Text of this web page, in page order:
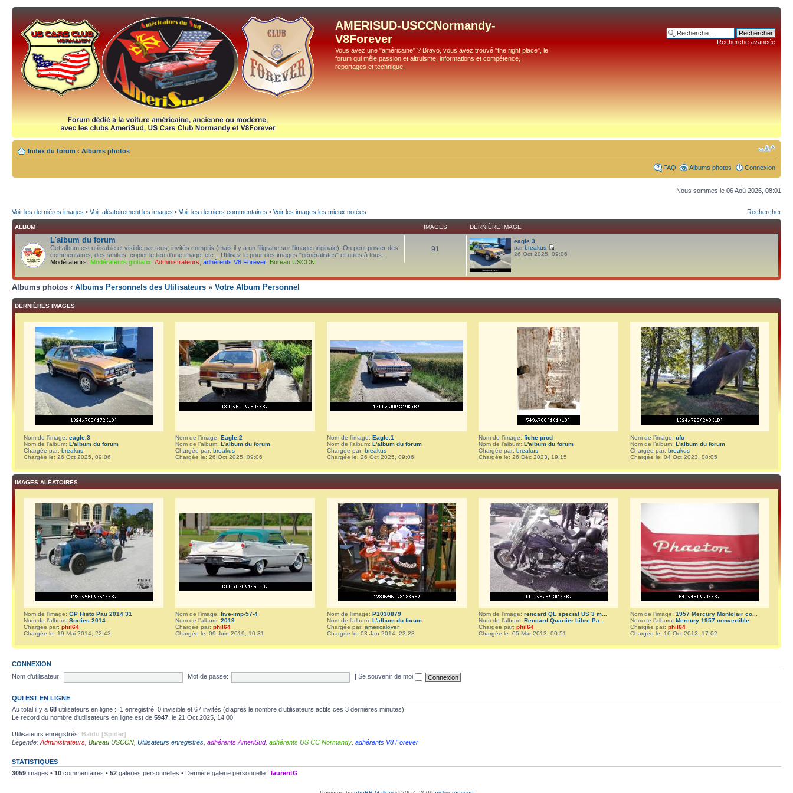
AMERISUD-USCCNormandy-
V8Forever
Vous avez une "américaine" ? Bravo, vous avez trouvé "the right place", le
forum qui mêle passion et altruisme, informations et compétence,
reportages et technique.
Recherche avancée
Index du forum ‹ Albums photos
FAQ Albums photos Connexion
Nous sommes le 06 Aoû 2026, 08:01
Voir les dernières images • Voir aléatoirement les images • Voir les derniers commentaires • Voir les images les mieux notées Rechercher
ALBUM IMAGES DERNIÈRE IMAGE
L'album du forum
Cet album est utilisable et visible par tous, invités compris (mais il y a un filigrane sur l'image originale). On peut poster des
commentaires, des smilies, copier le lien d'une image, etc... Utilisez le pour des images "généralistes" et utiles à tous.
Modérateurs: Modérateurs globaux Administrateurs adhérents V8 Forever Bureau USCCN
91
eagle.3
par breakus
26 Oct 2025, 09:06
Albums photos ‹ Albums Personnels des Utilisateurs » Votre Album Personnel
DERNIÈRES IMAGES
Nom de l’image: eagle.3
Nom de l’album: L'album du forum
Chargée par: breakus
Chargée le: 26 Oct 2025, 09:06
Nom de l’image: Eagle.2
Nom de l’album: L'album du forum
Chargée par: breakus
Chargée le: 26 Oct 2025, 09:06
Nom de l’image: Eagle.1
Nom de l’album: L'album du forum
Chargée par: breakus
Chargée le: 26 Oct 2025, 09:06
Nom de l’image: fiche prod
Nom de l’album: L'album du forum
Chargée par: breakus
Chargée le: 26 Déc 2023, 19:15
Nom de l’image: ufo
Nom de l’album: L'album du forum
Chargée par: breakus
Chargée le: 04 Oct 2023, 08:05
IMAGES ALÉATOIRES
Nom de l’image: GP Histo Pau 2014 31
Nom de l’album: Sorties 2014
Chargée par: phil64
Chargée le: 19 Mai 2014, 22:43
Nom de l’image: five-imp-57-4
Nom de l’album: 2019
Chargée par: phil64
Chargée le: 09 Juin 2019, 10:31
Nom de l’image: P1030879
Nom de l’album: L'album du forum
Chargée par: americalover
Chargée le: 03 Jan 2014, 23:28
Nom de l’image: rencard QL special US 3 m...
Nom de l’album: Rencard Quartier Libre Pa...
Chargée par: phil64
Chargée le: 05 Mar 2013, 00:51
Nom de l’image: 1957 Mercury Montclair co...
Nom de l’album: Mercury 1957 convertible
Chargée par: phil64
Chargée le: 16 Oct 2012, 17:02
CONNEXION
Nom d’utilisateur:
Mot de passe: |Se souvenir de moi
QUI EST EN LIGNE
Au total il y a 68 utilisateurs en ligne :: 1 enregistré, 0 invisible et 67 invités (d’après le nombre d’utilisateurs actifs ces 3 dernières minutes)
Le record du nombre d’utilisateurs en ligne est de 5947 , le 21 Oct 2025, 14:00
Utilisateurs enregistrés: Baidu [Spider]
Légende: Administrateurs Bureau USCCN Utilisateurs enregistrés adhérents AmeriSud, adhérents US CC Normandy adhérents V8 Forever
STATISTIQUES
3059 images • 10 commentaires • 52 galeries personnelles • Dernière galerie personnelle : laurentG